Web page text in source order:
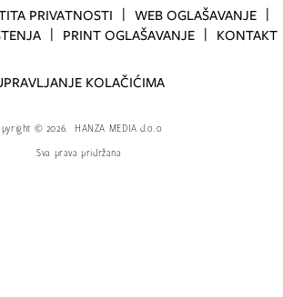
PRIVATNOSTI
WEB OGLAŠAVANJE
PRINT OGLAŠAVANJE KONTAKT
KOLAČIĆIMA
© 2026.
HANZA MEDIA d.o.o
Sva prava pridržana